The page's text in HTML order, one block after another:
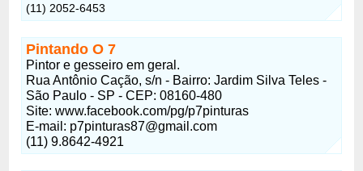
(11) 2052-6453
Pintando O 7
Pintor e gesseiro em geral.
Rua Antônio Cação, s/n - Bairro: Jardim Silva Teles -
São Paulo - SP - CEP: 08160-480
Site: www.facebook.com/pg/p7pinturas
E-mail: p7pinturas87@gmail.com
(11) 9.8642-4921